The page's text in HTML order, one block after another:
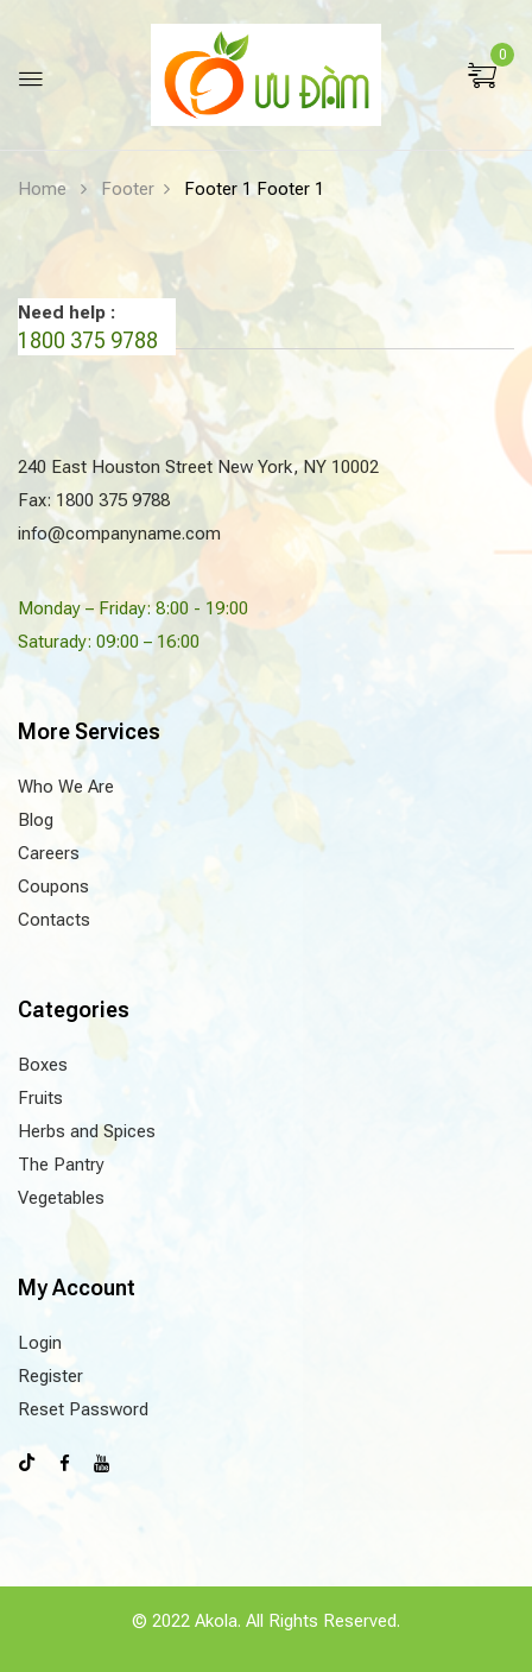
0
Home Footer Footer 1 Footer 1
Need help :
1800 375 9788
240 East Houston Street New York, NY 10002
Fax: 1800 375 9788
info@companyname.com
Monday – Friday: 8:00 - 19:00
Saturady: 09:00 – 16:00
More Services
Who We Are
Blog
Careers
Coupons
Contacts
Categories
Boxes
Fruits
Herbs and Spices
The Pantry
Vegetables
My Account
Login
Register
Reset Password
© 2022 Akola. All Rights Reserved.